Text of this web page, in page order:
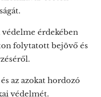
védelme érdekében
folytatott bejövő és
az azokat hordozó
védelmét.